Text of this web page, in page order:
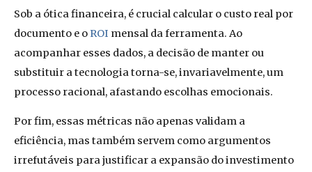
Sob a ótica financeira, é crucial calcular o custo real por
documento e o ROI mensal da ferramenta. Ao
acompanhar esses dados, a decisão de manter ou
substituir a tecnologia torna-se, invariavelmente, um
processo racional, afastando escolhas emocionais.
Por fim, essas métricas não apenas validam a
eficiência, mas também servem como argumentos
irrefutáveis para justificar a expansão do investimento